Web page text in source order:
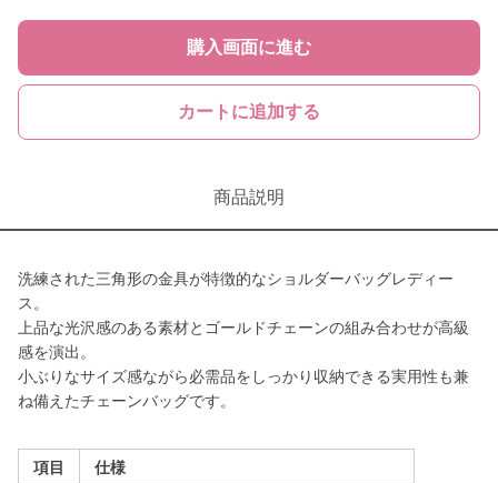
購入画面に進む
カートに追加する
商品説明
洗練された三角形の金具が特徴的なショルダーバッグレディー
ス。
上品な光沢感のある素材とゴールドチェーンの組み合わせが高級
感を演出。
小ぶりなサイズ感ながら必需品をしっかり収納できる実用性も兼
ね備えたチェーンバッグです。
項目 仕様